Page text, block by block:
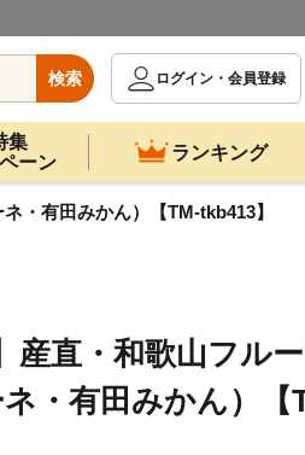
検索
ログイン・会員登録
集
ーン
ランキング
・有田みかん）【TM-tkb413】
産直・和歌山フル
・有田みかん）【